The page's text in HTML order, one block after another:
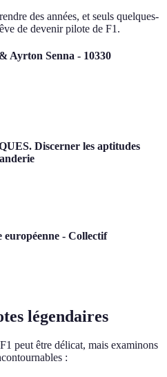
des années, et seuls quelques-
de devenir pilote de F1.
Ayrton Senna - 10330
Discerner les aptitudes
européenne - Collectif
légendaires
peut être délicat, mais examinons
: